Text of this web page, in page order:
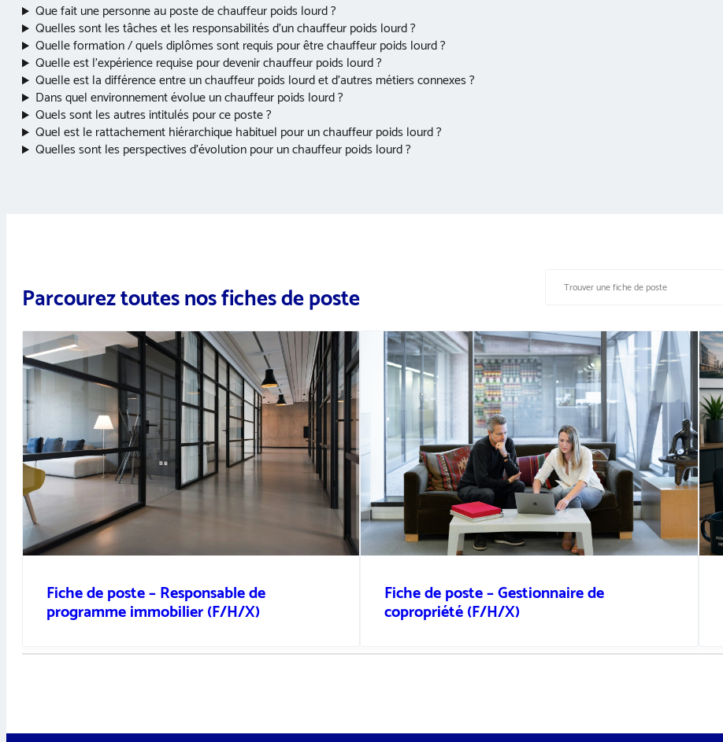
Que fait une personne au poste de chauffeur poids lourd ?
Quelles sont les tâches et les responsabilités d’un chauffeur poids lourd ?
Quelle formation / quels diplômes sont requis pour être chauffeur poids lourd ?
Quelle est l’expérience requise pour devenir chauffeur poids lourd ?
Quelle est la différence entre un chauffeur poids lourd et d’autres métiers connexes ?
Dans quel environnement évolue un chauffeur poids lourd ?
Quels sont les autres intitulés pour ce poste ?
Quel est le rattachement hiérarchique habituel pour un chauffeur poids lourd ?
Quelles sont les perspectives d’évolution pour un chauffeur poids lourd ?
Parcourez toutes nos fiches de poste
Fiche de poste – Responsable de
programme immobilier (F/H/X)
Fiche de poste – Gestionnaire de
copropriété (F/H/X)